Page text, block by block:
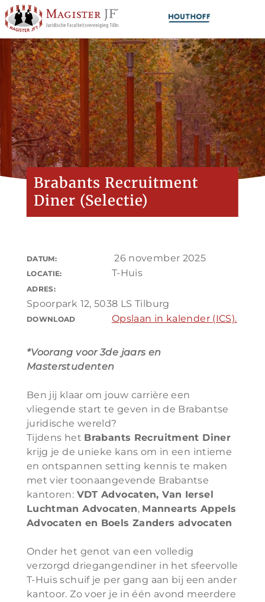
Brabants Recruitment
Diner (Selectie)
DATUM: 26 november 2025
LOCATIE: T-Huis
ADRES:
Spoorpark 12, 5038 LS Tilburg
DOWNLOAD Opslaan in kalender (ICS).
*Voorang voor 3de jaars en
Masterstudenten
Ben jij klaar om jouw carrière een
vliegende start te geven in de Brabantse
juridische wereld?
Tijdens het Brabants Recruitment Diner
krijg je de unieke kans om in een intieme
en ontspannen setting kennis te maken
met vier toonaangevende Brabantse
kantoren: VDT Advocaten, Van Iersel
Luchtman Advocaten, Mannearts Appels
Advocaten en Boels Zanders advocaten
Onder het genot van een volledig
verzorgd driegangendiner in het sfeervolle
T-Huis schuif je per gang aan bij een ander
kantoor. Zo voer je in één avond meerdere